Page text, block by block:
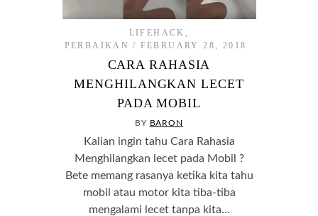
LIFEHACK ,
PERBAIKAN
FEBRUARY 28, 2018
CARA RAHASIA
MENGHILANGKAN LECET
PADA MOBIL
BY BARON
Kalian ingin tahu Cara Rahasia
Menghilangkan lecet pada Mobil ?
Bete memang rasanya ketika kita tahu
mobil atau motor kita tiba-tiba
mengalami lecet tanpa kita…